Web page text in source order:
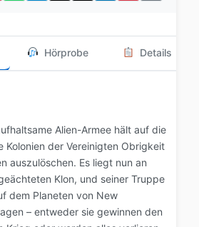
Hörprobe Details
Alien-Armee hält auf die
Kolonien der Vereinigten Obrigkeit
auszulöschen. Es liegt nun an
Klon, und seiner Truppe
dem Planeten von New
– entweder sie gewinnen den